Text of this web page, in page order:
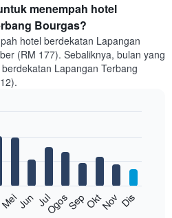
menempah hotel
Bourgas?
hotel berdekatan Lapangan
(RM 177). Sebaliknya, bulan yang
Lapangan Terbang
Jun Jul
OgosSepOktNov Dis